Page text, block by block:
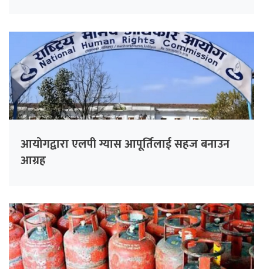
आयोगद्वारा एलपी ग्यास आपूर्तिलाई सहज बनाउन
आग्रह